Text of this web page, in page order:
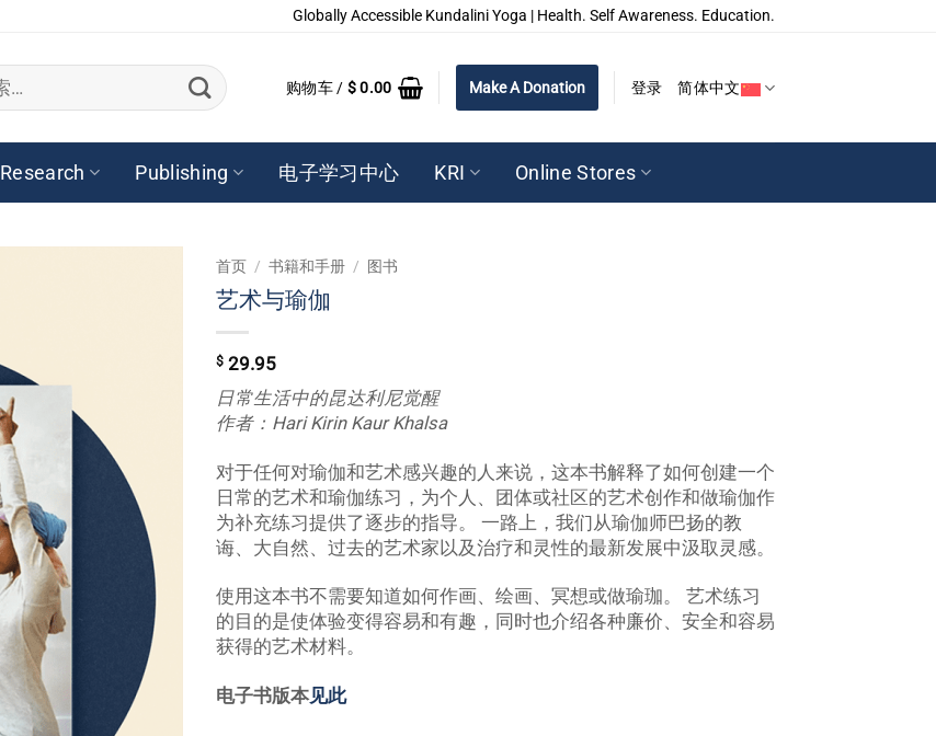
Globally Accessible Kundalini Yoga | Health. Self Awareness. Education.
购物车 / $0.00 Make A Donation 登录 简体中文
Research Publishing 电子学习中心 KRI Online Stores
首页 / 书籍和手册 / 图书
艺术与瑜伽
$ 29.95
日常生活中的昆达利尼觉醒
作者：Hari Kirin Kaur Khalsa
对于任何对瑜伽和艺术感兴趣的人来说，这本书解释了如何创建一个
日常的艺术和瑜伽练习，为个人、团体或社区的艺术创作和做瑜伽作
为补充练习提供了逐步的指导。 一路上，我们从瑜伽师巴扬的教
诲、大自然、过去的艺术家以及治疗和灵性的最新发展中汲取灵感。
使用这本书不需要知道如何作画、绘画、冥想或做瑜珈。 艺术练习
的目的是使体验变得容易和有趣，同时也介绍各种廉价、安全和容易
获得的艺术材料。
电子书版本见此